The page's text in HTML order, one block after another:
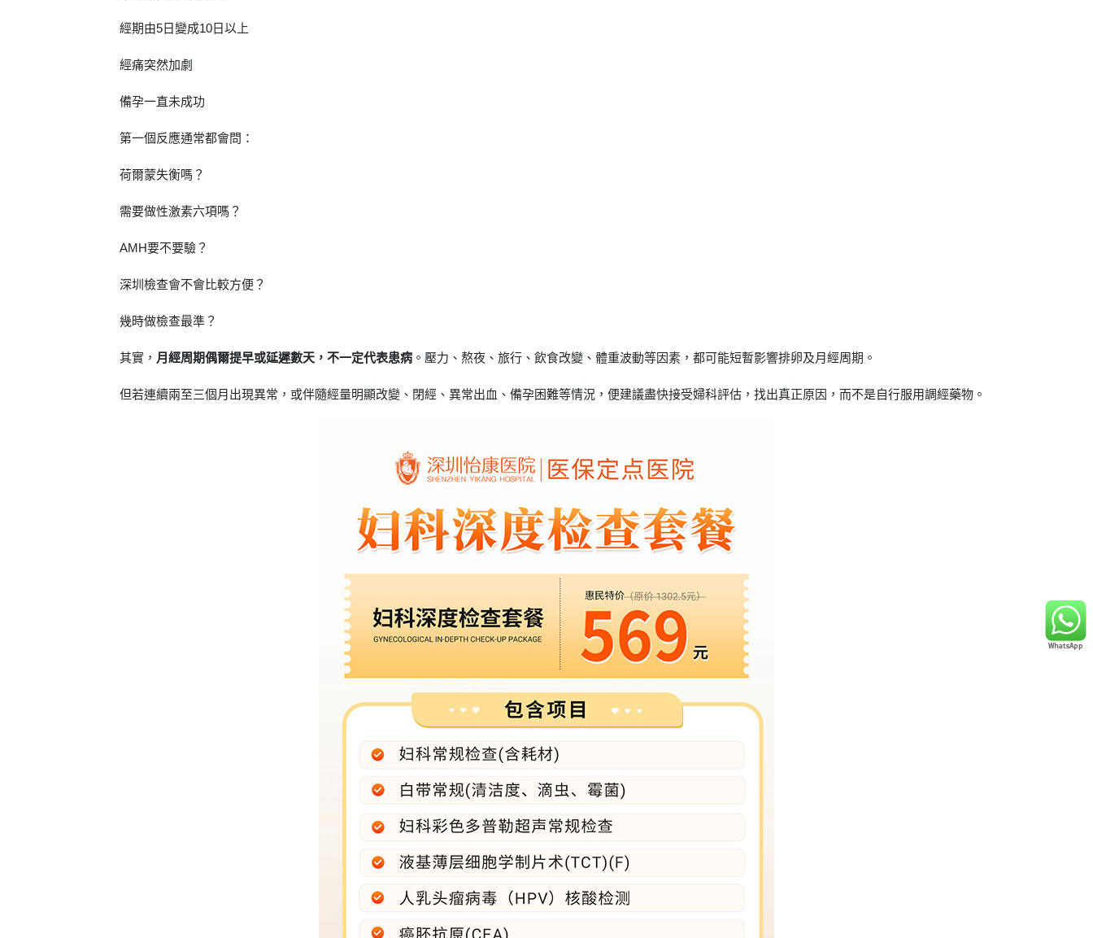
經期由5日變成10日以上
經痛突然加劇
備孕一直未成功
第一個反應通常都會問：
荷爾蒙失衡嗎？
需要做性激素六項嗎？
AMH要不要驗？
深圳檢查會不會比較方便？
幾時做檢查最準？
其實， 月經周期偶爾提早或延遲數天，不一定代表患病 。壓力、熬夜、旅行、飲食改變、體重波動等因素，都可能短暫影響排卵及月經周期。
但若連續兩至三個月出現異常，或伴隨經量明顯改變、閉經、異常出血、備孕困難等情況，便建議盡快接受婦科評估，找出真正原因，而不是自行服用調經藥物。